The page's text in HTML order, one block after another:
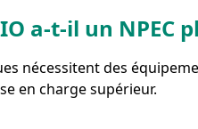
a-t-il un NPEC
nécessitent des
en charge supérieur.